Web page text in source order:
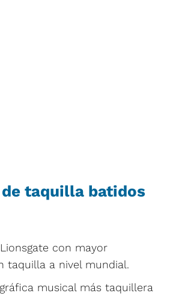
taquilla batidos
con mayor
taquilla a nivel mundial.
musical más taquillera